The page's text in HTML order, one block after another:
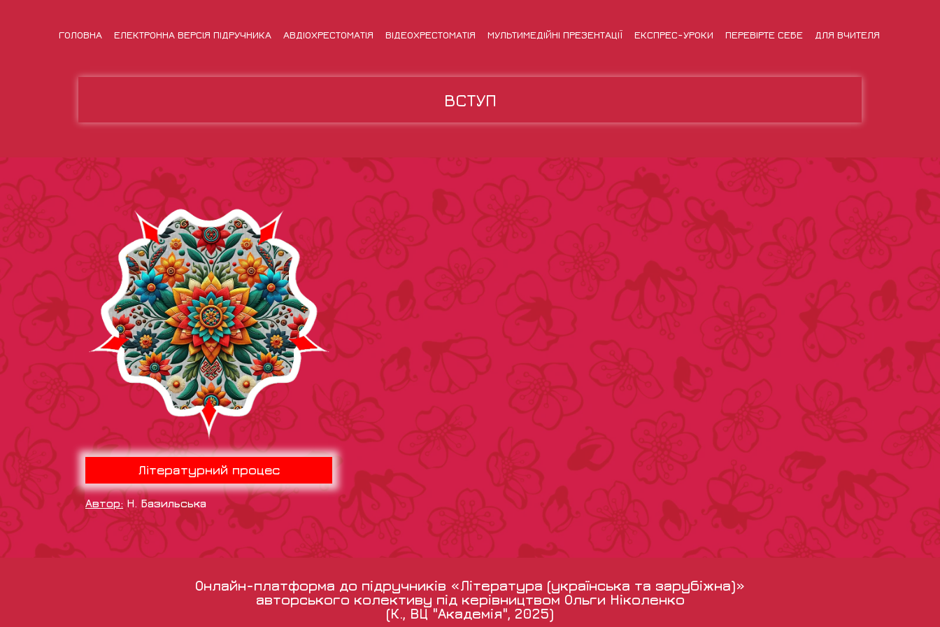
ГОЛОВНА ЕЛЕКТРОННА ВЕРСІЯ ПІДРУЧНИКА АВДІОХРЕСТОМАТІЯ ВІДЕОХРЕСТОМАТІЯ МУЛЬТИМЕДІЙНІ ПРЕЗЕНТАЦІЇ ЕКСПРЕС-УРОКИ ПЕРЕВІРТЕ СЕБЕ ДЛЯ ВЧИТЕЛЯ
ВСТУП
Літературний процес
Автор: Н. Базильська
Онлайн-платформа до підручників «Література (українська та зарубіжна)»
авторського колективу під керівництвом Ольги Ніколенко
(К., ВЦ "Академія", 2025)